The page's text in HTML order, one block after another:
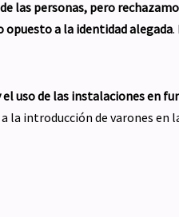
las personas, pero
opuesto a la identidad alegada.
uso de las instalaciones en
introducción de varones en